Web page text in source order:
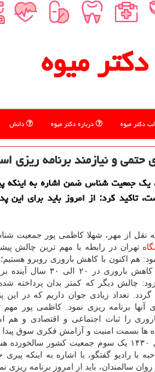
دكتر میوه
دكتر میوه درباره دكتر میوه دانش
و نیازمند برنامه ریزی
یک جمعیت شناس ضمن اشاره به اینکه
تاکید کرد: از امروز باید برای این
نقل از مهر، شهلا کاظمی پور جمعیت
تهران در رابطه با مهم ترین چالش
هم اکنون با کاهش باروری روبرو
پیری جمعیت به دنبال کاهش باروری در ۲۰ الی ۳۰
چالش دیگر که کمتر بدان پرداخته
تعداد زیادی جوان داریم که در این
آنها برنامه ریزی نمود. کاظمی پور مهم
را ثبات اجتماعی و اقتصادی و هم
ها بسمت امنیت و آرامش فکری سوق پیدا
وی اظهار نمود: تا سال ۱۴۳۰ یک سوم جمعیت
با رادیو گفتگو، با اشاره به
سالمندان، باید از امروز برنامه ریزی